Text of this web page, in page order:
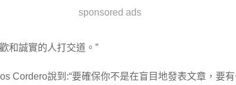
sponsored ads
和誠實的人打交道。”
Cordero說到:“要確保你不是在盲目地發表文章，要